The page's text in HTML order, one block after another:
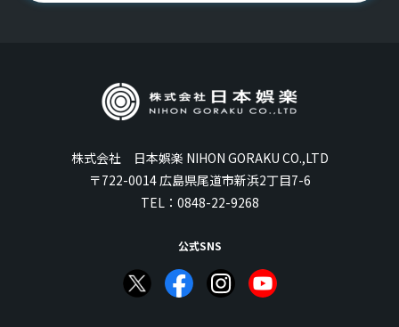
株式会社 日本娯楽 NIHON GORAKU CO.,LTD
〒722-0014 広島県尾道市新浜2丁目7-6
TEL： 0848-22-9268
公式SNS